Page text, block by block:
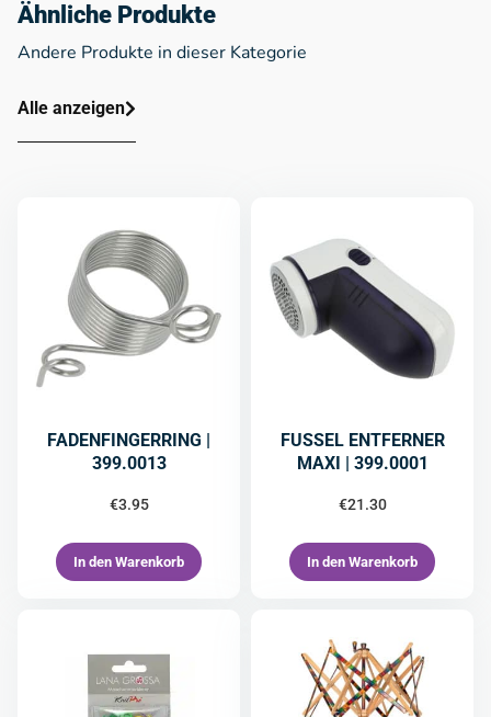
Ähnliche Produkte
Andere Produkte in dieser Kategorie
Alle anzeigen
FADENFINGERRING |
399.0013
€3.95
In den Warenkorb
FUSSEL ENTFERNER
MAXI | 399.0001
€21.30
In den Warenkorb